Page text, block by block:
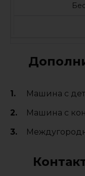
Машина с
Машина с